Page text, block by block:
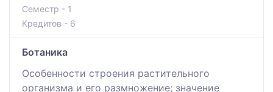
Семестр - 1
Кредитов - 6
Ботаника
Особенности строения растительного
организма и его размножение; значение